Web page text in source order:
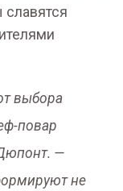
славятся
выбора
повар
—
не